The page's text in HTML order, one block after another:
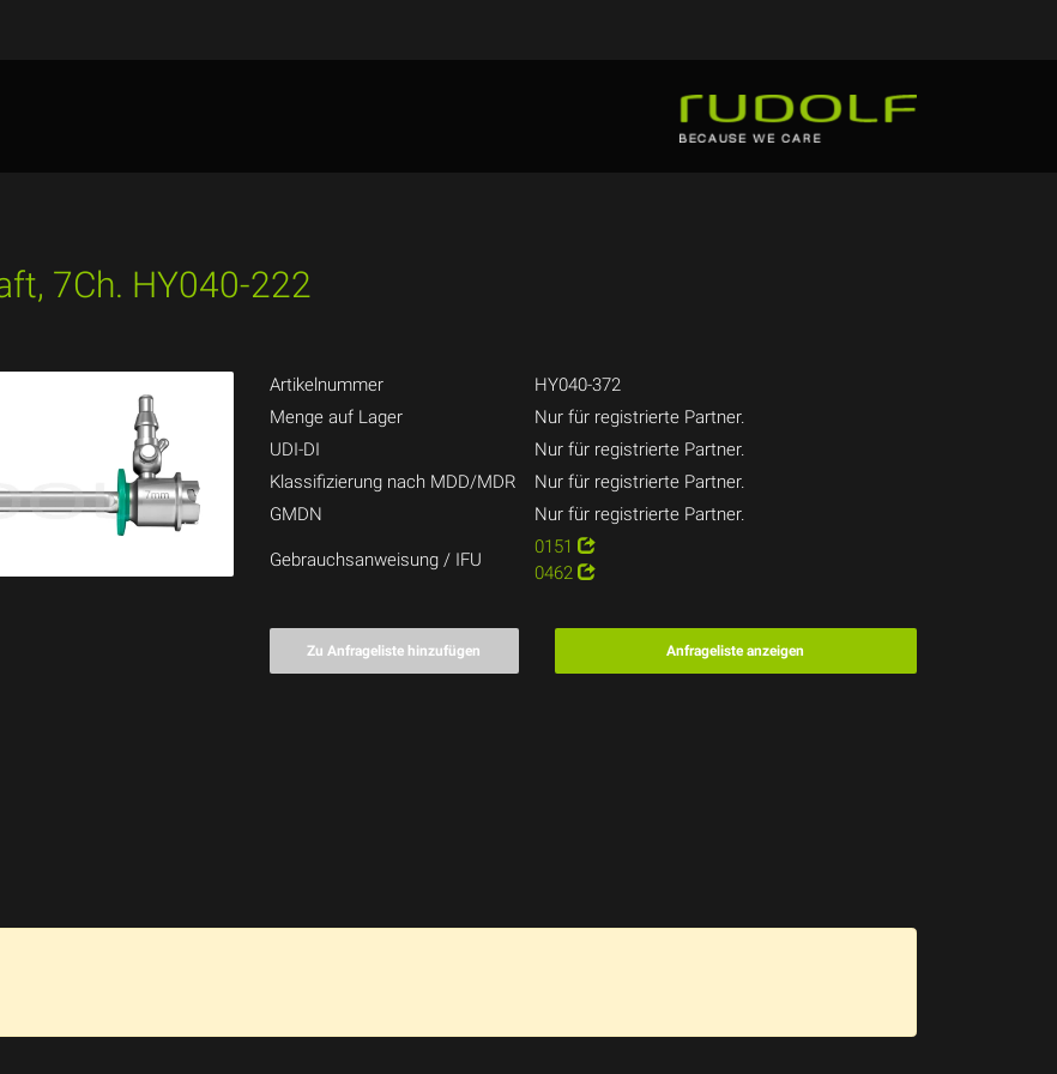
7Ch. HY040-222
Artikelnummer
HY040-372
Menge auf Lager
Nur für registrierte Partner.
UDI-DI
Nur für registrierte Partner.
Klassifizierung nach MDD/MDR
Nur für registrierte Partner.
GMDN
Nur für registrierte Partner.
Gebrauchsanweisung / IFU
0151
0462
Zu Anfrageliste hinzufügen Anfrageliste anzeigen